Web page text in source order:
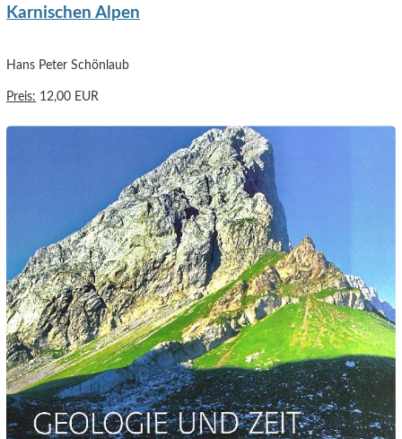
Karnischen Alpen
Hans Peter Schönlaub
Preis: 12,00 EUR